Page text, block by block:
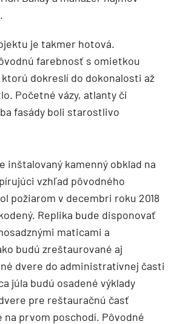
je takmer hotová.
farebnosť s omietkou
dokreslí do dokonalosti až
Početné vázy, atlanty či
fasády boli starostlivo
inštalovaný kamenný obklad na
vzhľad pôvodného
požiarom v decembri roku 2018
Replika bude disponovať
maticami a
budú zreštaurované aj
dvere do administratívnej časti
júla budú osadené výklady
pre reštauračnú časť
na prvom poschodí. Pôvodné